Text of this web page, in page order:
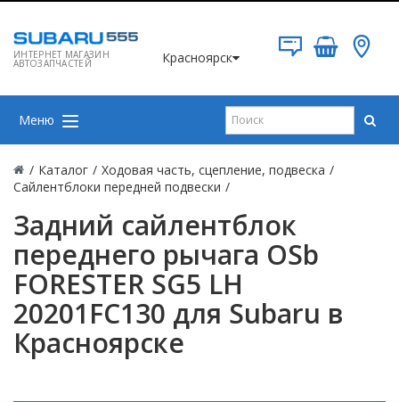
ИНТЕРНЕТ МАГАЗИН
АВТОЗАПЧАСТЕЙ Красноярск
Меню
/ Каталог / Ходовая часть, сцепление, подвеска /
Сайлентблоки передней подвески /
Задний сайлентблок
переднего рычага OSb
FORESTER SG5 LH
20201FC130 для Subaru в
Красноярске